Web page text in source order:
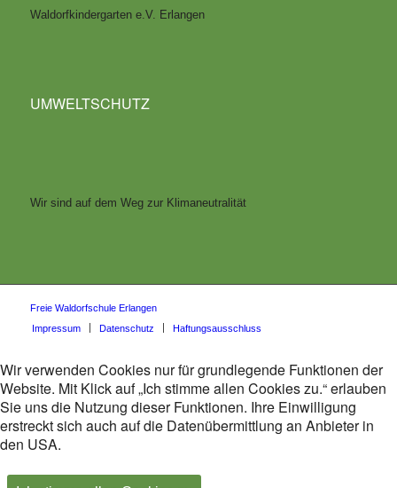
Waldorfkindergarten e.V. Erlangen
UMWELTSCHUTZ
Wir sind auf dem Weg zur Klimaneutralität
Freie Waldorfschule Erlangen
Impressum
Datenschutz Haftungsausschluss
Wir verwenden Cookies nur für grundlegende Funktionen der
Website. Mit Klick auf „Ich stimme allen Cookies zu.“ erlauben
Sie uns die Nutzung dieser Funktionen. Ihre Einwilligung
erstreckt sich auch auf die Datenübermittlung an Anbieter in
den USA.